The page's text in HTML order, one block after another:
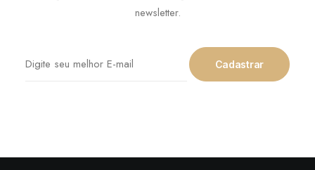
newsletter.